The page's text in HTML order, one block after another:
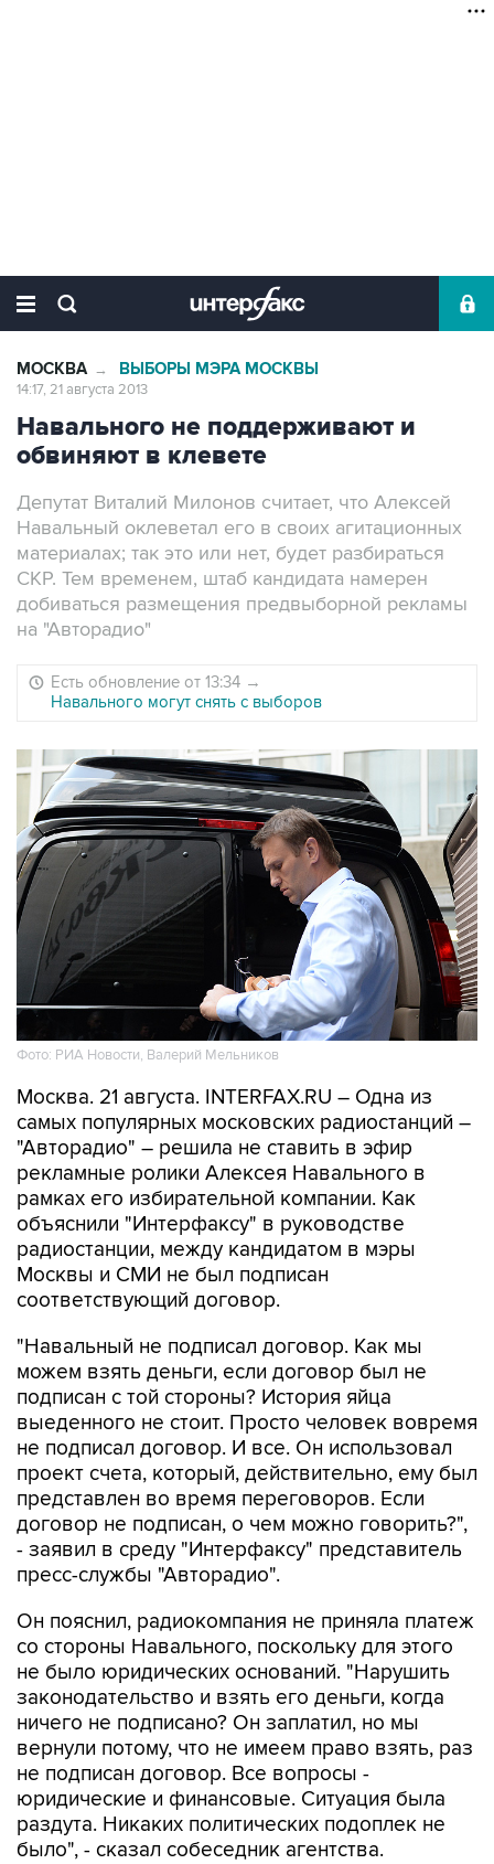
МОСКВА → ВЫБОРЫ МЭРА МОСКВЫ
14:17, 21 августа 2013
Навального не поддерживают и
обвиняют в клевете
Депутат Виталий Милонов считает, что Алексей
Навальный оклеветал его в своих агитационных
материалах; так это или нет, будет разбираться
СКР. Тем временем, штаб кандидата намерен
добиваться размещения предвыборной рекламы
на "Авторадио"
Есть обновление от 13:34 →
Навального могут снять с выборов
Фото: РИА Новости, Валерий Мельников
Москва. 21 августа. INTERFAX.RU – Одна из
самых популярных московских радиостанций –
"Авторадио" – решила не ставить в эфир
рекламные ролики Алексея Навального в
рамках его избирательной компании. Как
объяснили "Интерфаксу" в руководстве
радиостанции, между кандидатом в мэры
Москвы и СМИ не был подписан
соответствующий договор.
"Навальный не подписал договор. Как мы
можем взять деньги, если договор был не
подписан с той стороны? История яйца
выеденного не стоит. Просто человек вовремя
не подписал договор. И все. Он использовал
проект счета, который, действительно, ему был
представлен во время переговоров. Если
договор не подписан, о чем можно говорить?",
- заявил в среду "Интерфаксу" представитель
пресс-службы "Авторадио".
Он пояснил, радиокомпания не приняла платеж
со стороны Навального, поскольку для этого
не было юридических оснований. "Нарушить
законодательство и взять его деньги, когда
ничего не подписано? Он заплатил, но мы
вернули потому, что не имеем право взять, раз
не подписан договор. Все вопросы -
юридические и финансовые. Ситуация была
раздута. Никаких политических подоплек не
было", - сказал собеседник агентства.